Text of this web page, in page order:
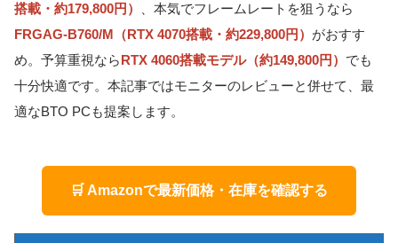
搭載・約179,800円）
、本気でフレームレートを狙うなら
FRGAG-B760/M（RTX 4070搭載・約229,800円） がおすす
め。予算重視ならRTX 4060搭載モデル（約149,800円） でも
十分快適です。本記事ではモニターのレビューと併せて、最
適なBTO PCも提案します。
🛒 Amazonで最新価格・在庫を確認する